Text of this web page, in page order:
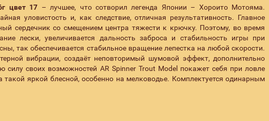
цвет 17 – лучшее, что сотворил легенда Японии – Хороито Мотояма.
уловистость и, как следствие, отличная результативность. Главное
сердечник со смещением центра тяжести к крючку. Поэтому, во время
лески, увеличивается дальность заброса и стабильность игры при
так обеспечивается стабильное вращение лепестка на любой скорости.
вибрации, создаёт неповторимый шумовой эффект, дополнительно
своих возможностей AR Spinner Trout Model покажет себя при ловле
яркой блесной, особенно на мелководье. Комплектуется одинарным